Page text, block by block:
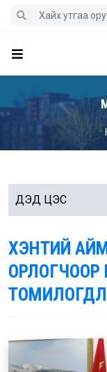
ДЭД ЦЭС
ХЭНТИЙ
ОРЛОГЧООР